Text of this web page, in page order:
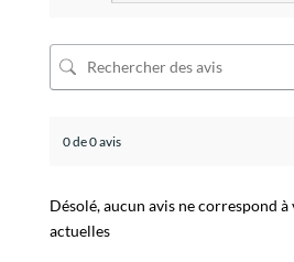
0 de 0 avis
Désolé, aucun avis ne correspond à
actuelles